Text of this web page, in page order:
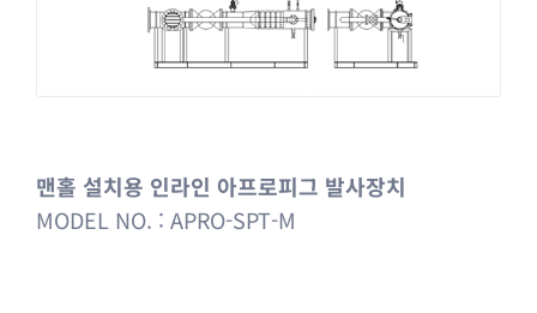
맨홀 설치용 인라인 아프로피그 발사장치
MODEL NO. : APRO-SPT-M